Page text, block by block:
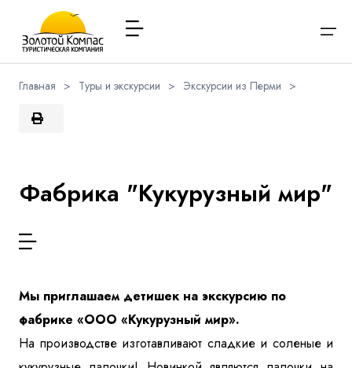
О компании
Туры и экскурсии
Туристам
Контакты
Главная > Туры и экскурсии > Экскурсии из Перми >
Фабрика "Кукурузный мир"
Мы приглашаем детишек на экскурсию по
фабрике «ООО «Кукурузный мир».
На производстве изготавливают сладкие и соленые и
Варианты заезда
Обратная связь
Телефон
Я даю согласие на обработку персональных данных и
ознакомлен с политикой компании в отношении
Вконтакте Whatsapp Viber